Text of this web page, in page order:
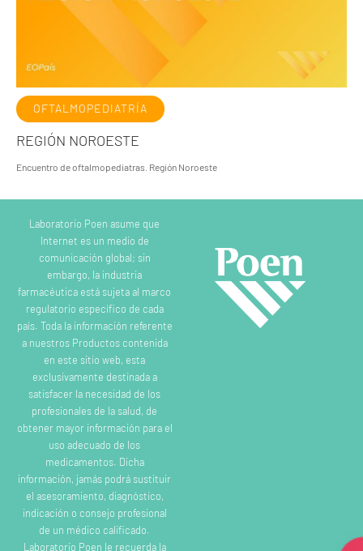
OFTALMOPEDIATRÍA
REGIÓN NOROESTE
Encuentro de oftalmopediatras. Región Noroeste
Laboratorio Poen asume que
Internet es un medio de
comunicación global; sin
embargo, la industria
farmacéutica está sujeta al marco
regulatorio específico de cada
país. Toda la información referente
a nuestros Productos contenida
en este sitio web, esta
exclusivamente destinada a
satisfacer la necesidad de los
profesionales de la salud, de
obtener mayor información para el
uso adecuado de los
medicamentos. Dicha
información, jamás podrá sustituir
el asesoramiento, diagnóstico,
indicación o consejo profesional
de un médico calificado.
Laboratorio Poen le recuerda la